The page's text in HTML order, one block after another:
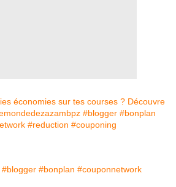
#blogger #bonplan #couponnetwork